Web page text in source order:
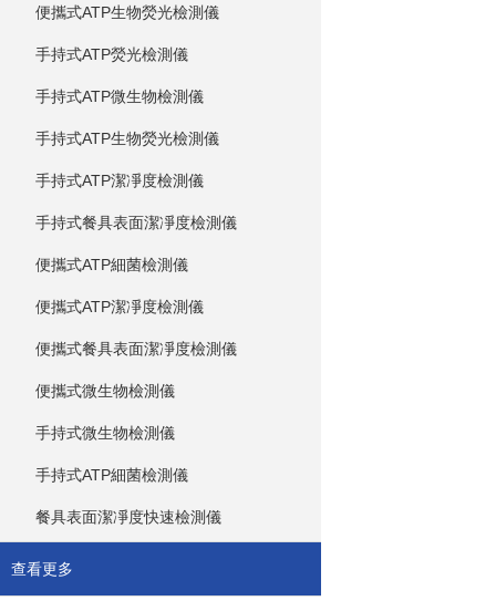
便攜式ATP生物熒光檢測儀
手持式ATP熒光檢測儀
手持式ATP微生物檢測儀
手持式ATP生物熒光檢測儀
手持式ATP潔凈度檢測儀
手持式餐具表面潔凈度檢測儀
便攜式ATP細菌檢測儀
便攜式ATP潔凈度檢測儀
便攜式餐具表面潔凈度檢測儀
便攜式微生物檢測儀
手持式微生物檢測儀
手持式ATP細菌檢測儀
餐具表面潔凈度快速檢測儀
查看更多